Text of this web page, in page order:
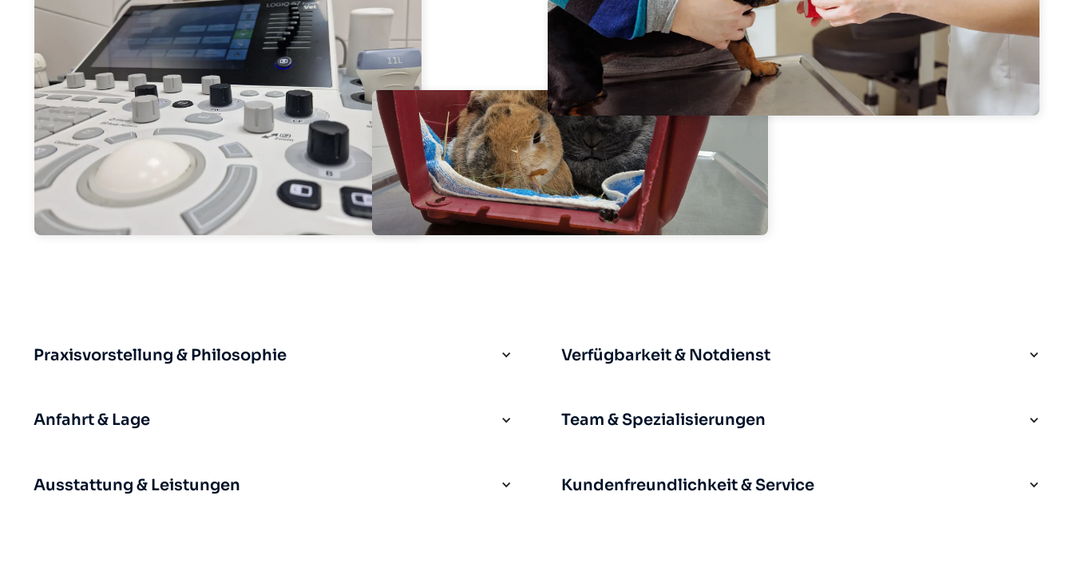
Praxisvorstellung & Philosophie Verfügbarkeit & Notdienst
Anfahrt & Lage Team & Spezialisierungen
Ausstattung & Leistungen Kundenfreundlichkeit & Service